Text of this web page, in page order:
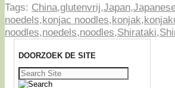
Tags: China,glutenvrij,Japan,
noedels,konjac noodles,konjak,
noodles,noedels,noodles,Shirataki,
DOORZOEK DE SITE
Zoeken
naar: